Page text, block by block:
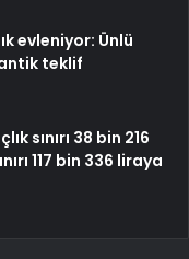
evleniyor: Ünlü
teklif
sınırı 38 bin 216
117 bin 336 liraya